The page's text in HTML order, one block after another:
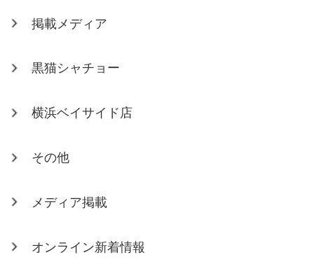
掲載メディア
黒猫シャチョー
横浜ベイサイド店
その他
メディア掲載
オンライン新着情報